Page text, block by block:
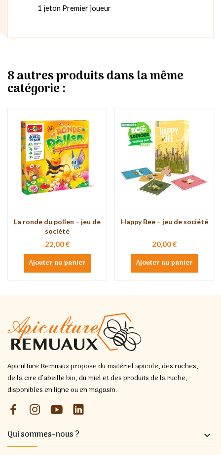
1 jeton Premier joueur
8 autres produits dans la même
catégorie :
La ronde du pollen – jeu de
société
22,00 €
Ajouter au panier
Happy Bee – jeu de société
20,00 €
Ajouter au panier
Apiculture Remuaux propose du matériel apicole, des ruches,
de la cire d’abeille bio, du miel et des produits de la ruche,
disponibles en ligne ou en magasin.
Qui sommes-nous ? 